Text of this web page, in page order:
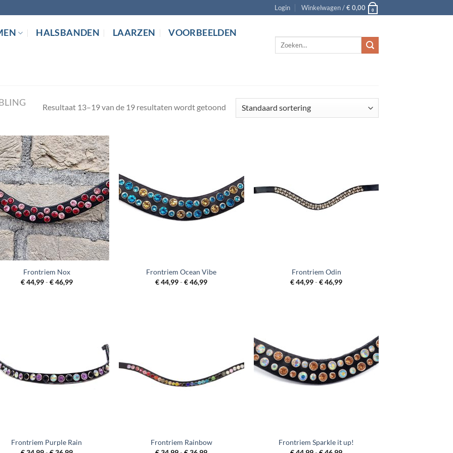
Login Winkelwagen /€0,00 0
HALSBANDEN LAARZEN VOORBEELDEN
Zoeken
Resultaat 13–19 van de 19 resultaten wordt getoond
Frontriem Nox
€44,99- €46,99Prijsklasse:
Frontriem Ocean Vibe
€44,99 - €46,99Prijsklasse:
Frontriem Odin
€44,99- €46,99Prijsklasse:
Frontriem Purple Rain
Frontriem Rainbow
Frontriem Sparkle it up!